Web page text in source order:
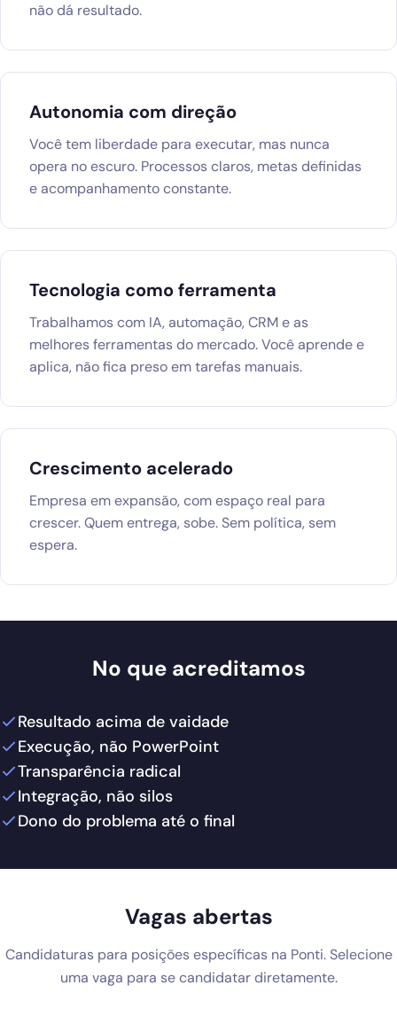
não dá resultado.
Autonomia com direção
Você tem liberdade para executar, mas nunca
opera no escuro. Processos claros, metas definidas
e acompanhamento constante.
Tecnologia como ferramenta
Trabalhamos com IA, automação, CRM e as
melhores ferramentas do mercado. Você aprende e
aplica, não fica preso em tarefas manuais.
Crescimento acelerado
Empresa em expansão, com espaço real para
crescer. Quem entrega, sobe. Sem política, sem
espera.
No que acreditamos
Resultado acima de vaidade
Execução, não PowerPoint
Transparência radical
Integração, não silos
Dono do problema até o final
Vagas abertas
Candidaturas para posições específicas na Ponti. Selecione
uma vaga para se candidatar diretamente.